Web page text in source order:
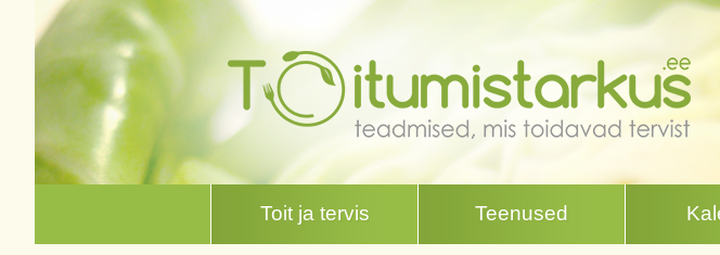
Toit ja tervis Teenused